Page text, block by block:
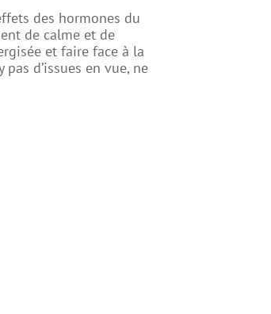
des hormones du
de calme et de
et faire face à la
d’issues en vue, ne